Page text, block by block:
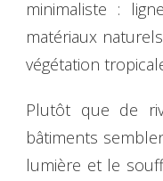
minimaliste :
matériaux
végétation
Plutôt que de
bâtiments
lumière et le